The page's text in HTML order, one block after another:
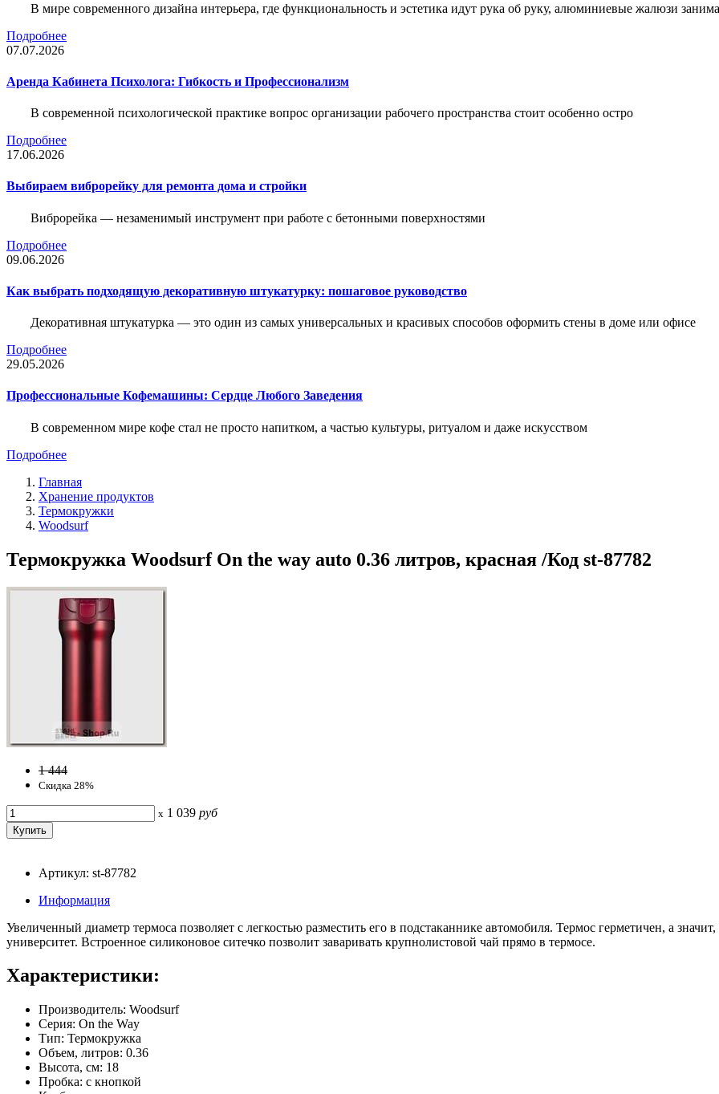
В мире современного дизайна интерьера, где функциональность и эстетика идут рука об руку, алюминиевые жалюзи
Подробнее
07.07.2026
Аренда Кабинета Психолога: Гибкость и Профессионализм
В современной психологической практике вопрос организации рабочего пространства стоит особенно остро
Подробнее
17.06.2026
Выбираем виброрейку для ремонта дома и стройки
Виброрейка — незаменимый инструмент при работе с бетонными поверхностями
Подробнее
09.06.2026
Как выбрать подходящую декоративную штукатурку: пошаговое руководство
Декоративная штукатурка — это один из самых универсальных и красивых способов оформить стены в доме или офисе
Подробнее
29.05.2026
Профессиональные Кофемашины: Сердце Любого Заведения
В современном мире кофе стал не просто напитком, а частью культуры, ритуалом и даже искусством
Подробнее
Главная
Хранение продуктов
Термокружки
Woodsurf
Термокружка Woodsurf On the way auto 0.36 литров, красная /Код st-87782
1 444
Скидка 28%
x 1 039 руб
Артикул: st-87782
Информация
Увеличенный диаметр термоса позволяет с легкостью разместить его в подстаканнике автомобиля. Термос герметичен, а
университет. Встроенное силиконовое ситечко позволит заваривать крупнолистовой чай прямо в термосе.
Характеристики:
Производитель: Woodsurf
Серия: On the Way
Тип: Термокружка
Объем, литров: 0.36
Высота, см: 18
Пробка: с кнопкой